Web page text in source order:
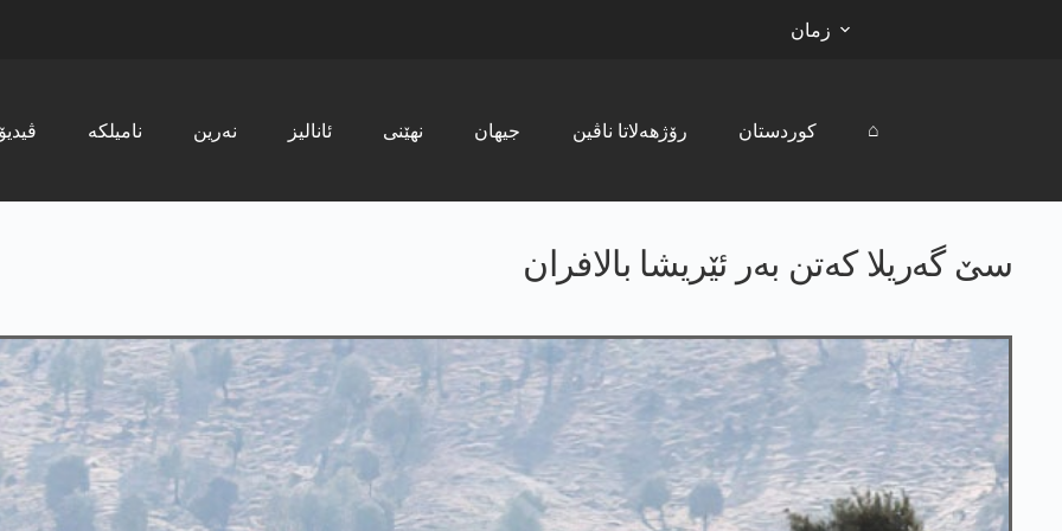
زمان
ڤیدیۆ نامیلکە نەرین ئانالیز نھێنی جیھان رۆژھەلاتا ناڤین کوردستان ⌂
سێ گه‌ریلا كه‌تن به‌ر ئێریشا بالافران